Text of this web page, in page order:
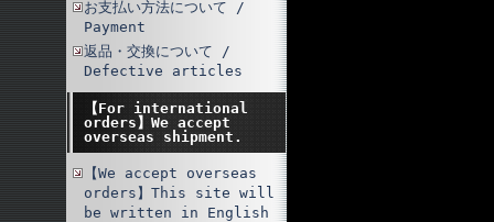
お支払い方法について /
Payment
返品・交換について /
Defective articles
【For international
orders】We accept
overseas shipment.
【We accept overseas
orders】This site will
be written in English